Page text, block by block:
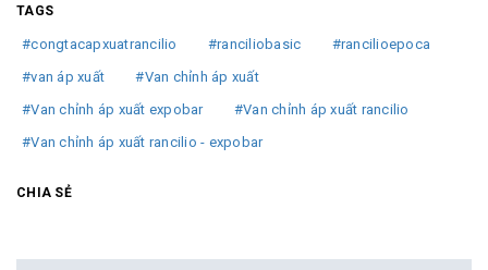
TAGS
#congtacapxuatrancilio #ranciliobasic
#rancilioepoca
#van áp xuất
#Van chỉnh áp xuất
#Van chỉnh áp xuất expobar
#Van chỉnh áp xuất rancilio
#Van chỉnh áp xuất rancilio - expobar
CHIA SẺ